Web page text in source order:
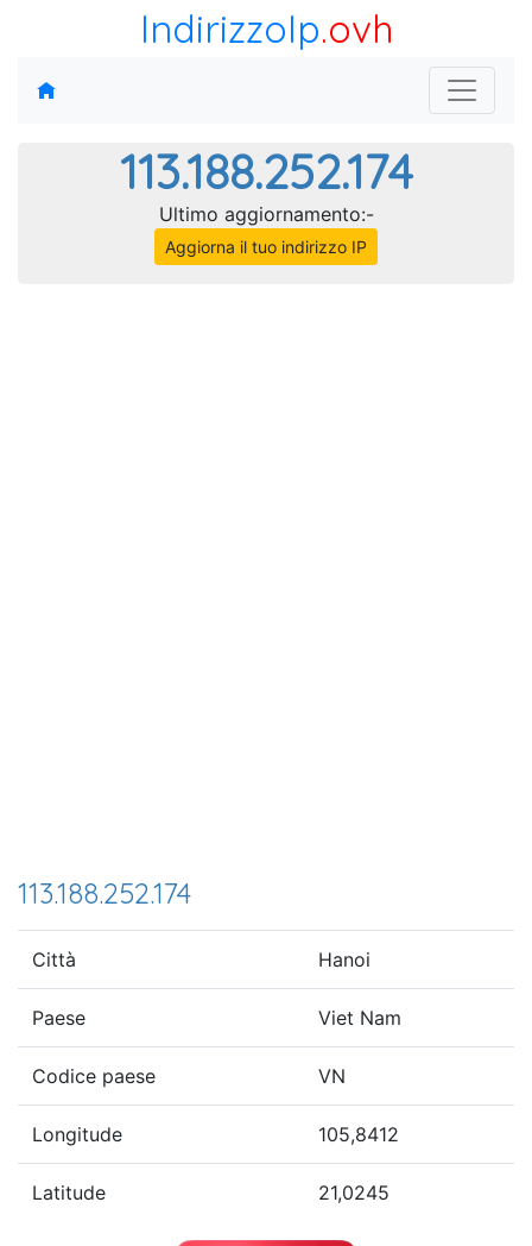
IndirizzoIp.ovh
113.188.252.174
Ultimo aggiornamento:-
Aggiorna il tuo indirizzo IP
113.188.252.174
Città Hanoi
Paese Viet Nam
Codice paese VN
Longitude 105,8412
Latitude 21,0245